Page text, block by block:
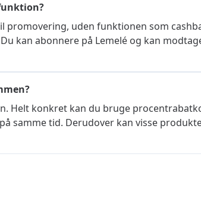
promovering, uden funktionen som
kan abonnere på Lemelé og kan
Helt konkret kan du bruge
samme tid. Derudover kan visse